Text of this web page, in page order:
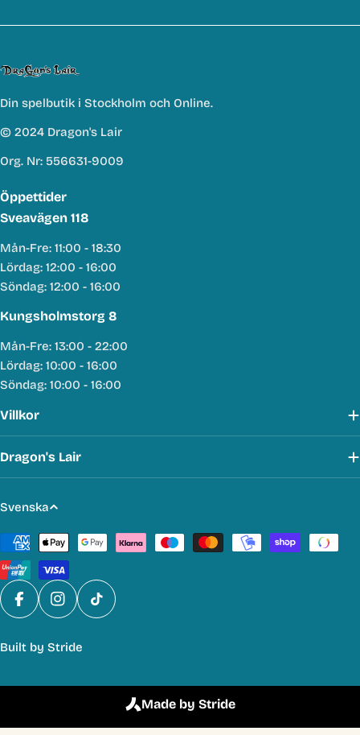
Din spelbutik i Stockholm och Online.
© 2024 Dragon's Lair
Org. Nr: 556631-9009
Öppettider
Sveavägen 118
Mån-Fre: 11:00 - 18:30
Lördag: 12:00 - 16:00
Söndag: 12:00 - 16:00
Kungsholmstorg 8
Mån-Fre: 13:00 - 22:00
Lördag: 10:00 - 16:00
Söndag: 10:00 - 16:00
Villkor
Dragon's Lair
S
p
r
å
k
Svenska
Betalmetoder
FacebookInstagram
TikTok
Built by Stride
Made by Stride